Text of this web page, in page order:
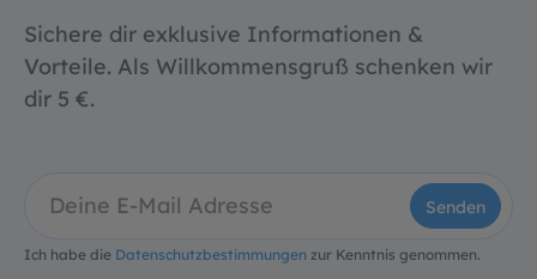
Sichere dir exklusive Informationen &
Vorteile. Als Willkommensgruß schenken wir
dir 5 €.
Senden
Ich habe die Datenschutzbestimmungen zur Kenntnis genommen.